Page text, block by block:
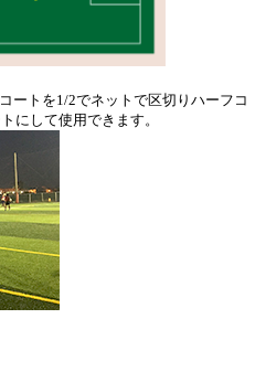
ートを1/2でネットで区切りハーフコ
にして使用できます。